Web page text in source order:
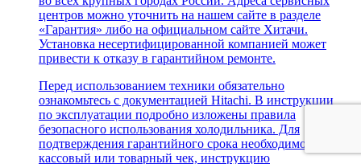
центров можно уточнить на нашем сайте в разделе
«Гарантия» либо на официальном сайте Хитачи.
Установка несертифицированной компанией может
привести к отказу в гарантийном ремонте.
Перед использованием техники обязательно
ознакомьтесь с документацией Hitachi. В инструкции
по эксплуатации подробно изложены правила
безопасного использования холодильника. Для
подтверждения гарантийного срока необходимо иметь
кассовый или товарный чек, инструкцию